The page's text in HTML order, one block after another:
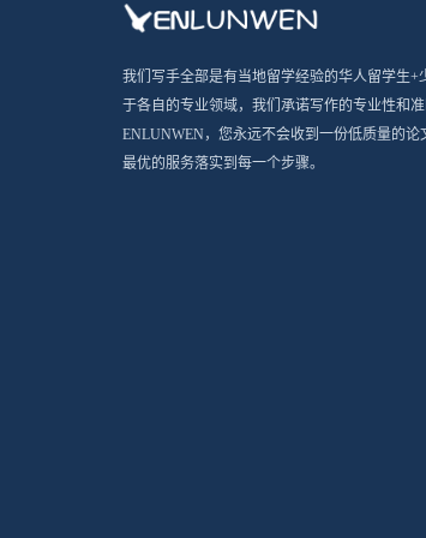
我们写手全部是有当地留学经验的华人留学生+
于各自的专业领域，我们承诺写作的专业性和
ENLUNWEN，您永远不会收到一份低质量的论
最优的服务落实到每一个步骤。